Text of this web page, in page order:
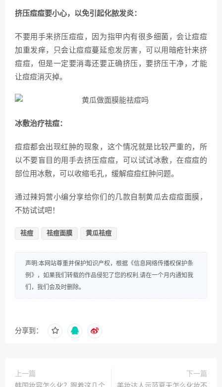
挤压痘痘要小心，以免引起化脓发炎：
不要用手来挤压痘痘，因为指甲内有很多细菌，会让痘痘
加重发痒，只会让痘痘蔓延愈发厉害，可以用暗疮针来挤
痘痘，但是一定要消毒还要正确挤压，要挤压干净，才能
让痘痘消灭掉。
冰敷治疗祛痘：
痘痘都会出现红肿的现象，这个情况就是比较严重的，所
以不要盲目的用手去挤压痘痘，可以试试冰敷，在痘痘的
部位用冰敷，可以收缩毛孔，缓解痘痘红肿问题。
通过辣妈营小编分享给你们的几款自制黄瓜去痘痘面膜，
不妨试试吧！
祛痘 祛痘面膜 黄瓜祛痘
声明:本网站尊重并保护知识产权，根据《信息网络传播权保护条
例》，如果我们转载的作品侵犯了您的权利,请在一个月内通知我
们，我们会及时删除。
分享到：
上一篇
下一篇